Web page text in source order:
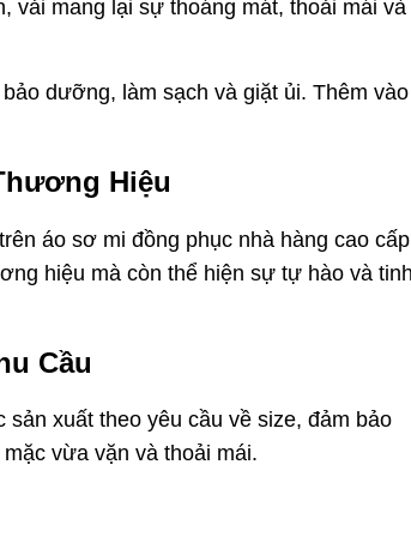
vải mang lại sự thoáng mát, thoải mái và
dưỡng, làm sạch và giặt ủi. Thêm vào
Hiệu
áo sơ mi đồng phục nhà hàng cao
hiệu mà còn thể hiện sự tự hào và tinh
Cầu
xuất theo yêu cầu về size, đảm bảo
vừa vặn và thoải mái.